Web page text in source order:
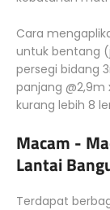
Cara
untuk bentang
persegi bidang
panjang
kurang lebih 8
Macam -
Lantai
Terdapat